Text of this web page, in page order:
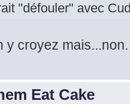
"défouler" avec
y croyez
Eat Cake